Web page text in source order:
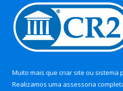
Muito mais que criar site ou sistema
Realizamos uma assessoria